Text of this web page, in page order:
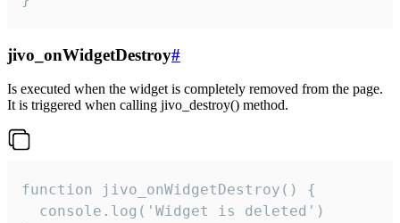
jivo_onWidgetDestroy#
Is executed when the widget is completely removed from the page.
It is triggered when calling jivo_destroy() method.
function jivo_onWidgetDestroy() {
  console.log('Widget is deleted')